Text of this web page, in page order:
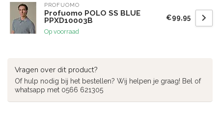
PROFUOMO
Profuomo POLO SS BLUE
PPXD10003B
Op voorraad
€99,95
Vragen over dit product?
Of hulp nodig bij het bestellen? Wij helpen je graag! Bel of
whatsapp met 0566 621305